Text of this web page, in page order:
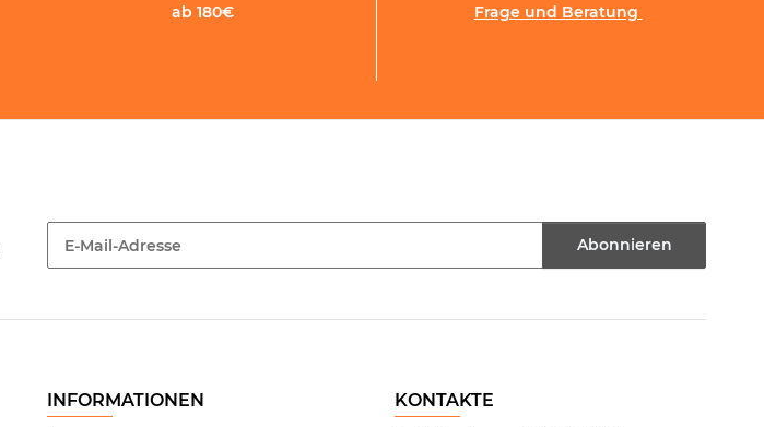
ab 180€
Frage und Beratung
Abonnieren
INFORMATIONEN KONTAKTE